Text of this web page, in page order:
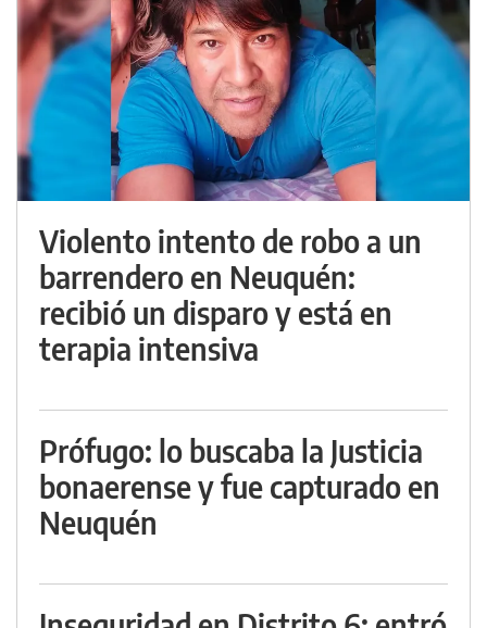
Violento intento de robo a un
barrendero en Neuquén:
recibió un disparo y está en
terapia intensiva
Prófugo: lo buscaba la Justicia
bonaerense y fue capturado en
Neuquén